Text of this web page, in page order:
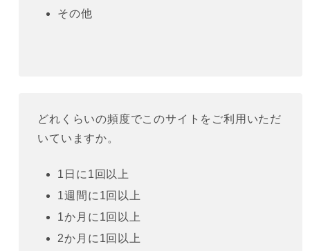
その他
どれくらいの頻度でこのサイトをご利用いただ
いていますか。
1日に1回以上
1週間に1回以上
1か月に1回以上
2か月に1回以上